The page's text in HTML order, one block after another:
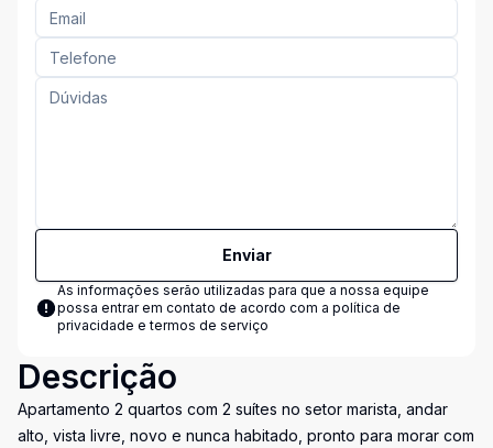
Enviar
As informações serão utilizadas para que a nossa equipe
possa entrar em contato de acordo com a política de
privacidade e termos de serviço
Descrição
Apartamento 2 quartos com 2 suítes no setor marista, andar
alto, vista livre, novo e nunca habitado, pronto para morar com